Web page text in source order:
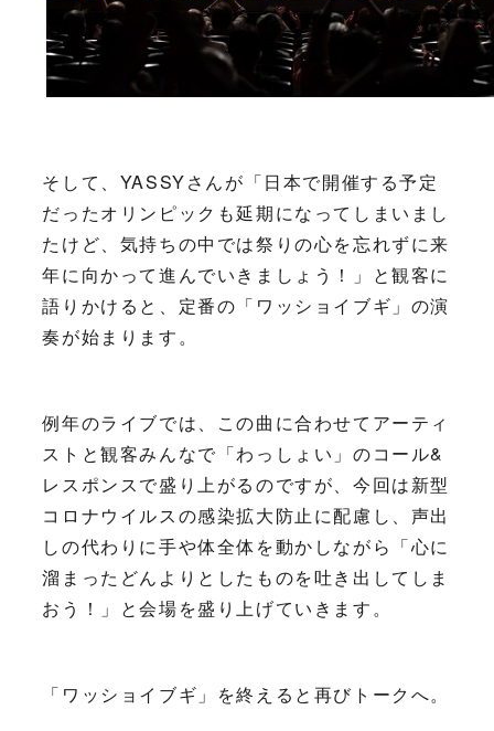
そして、YASSYさんが「日本で開催する予定
だったオリンピックも延期になってしまいまし
たけど、気持ちの中では祭りの心を忘れずに来
年に向かって進んでいきましょう！」と観客に
語りかけると、定番の「ワッショイブギ」の演
奏が始まります。
例年のライブでは、この曲に合わせてアーティ
ストと観客みんなで「わっしょい」のコール&
レスポンスで盛り上がるのですが、今回は新型
コロナウイルスの感染拡大防止に配慮し、声出
しの代わりに手や体全体を動かしながら「心に
溜まったどんよりとしたものを吐き出してしま
おう！」と会場を盛り上げていきます。
「ワッショイブギ」を終えると再びトークへ。